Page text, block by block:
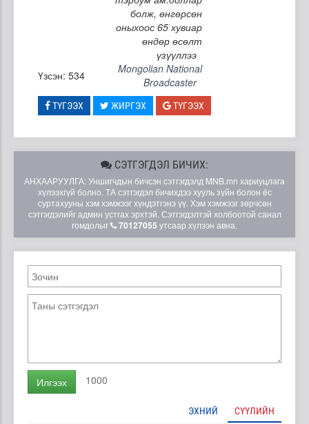
болж, өнгөрсөн
оныхоос 65 хувиар
өндөр өсөлт
үзүүллээ
Үзсэн: 534
Mongolian National
Broadcaster
ТҮГЭЭХ ЖИРГЭХ ТҮГЭЭХ
СЭТГЭГДЭЛ БИЧИХ:
АНХААРУУЛГА: Уншигчдын бичсэн сэтгэгдэлд MNB.mn хариуцлага
хүлээхгүй болно. ТА сэтгэгдэл бичихдээ хууль зүйн болон ёс
суртахууны хэм хэмжээг хүндэтгэнэ үү. Хэм хэмжээг зөрчсөн
сэтгэгдэлийг админ устгах эрхтэй. Сэтгэгдэлтэй холбоотой санал
гомдолыг
70127055 утсаар хүлээн авна.
Илгээх 1000
ЭХНИЙ СҮҮЛИЙН